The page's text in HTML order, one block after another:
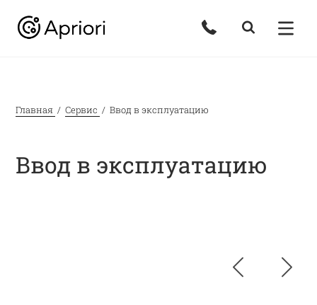
Главная Сервис Ввод в эксплуатацию
Ввод в эксплуатацию